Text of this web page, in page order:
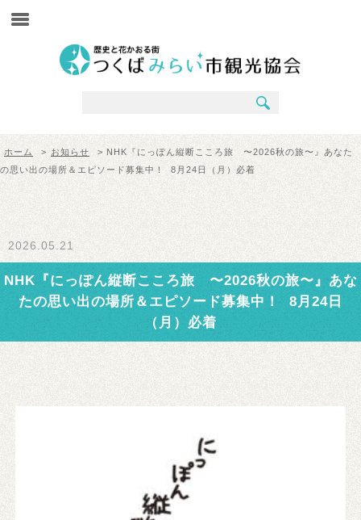
ホーム > お知らせ
> NHK『にっぽん縦断こころ旅 〜2026秋の旅〜』あなた
の思い出の場所＆エピソード募集中！ 8月24日（月）必着
2026.05.21
NHK『にっぽん縦断こころ旅 〜2026秋の旅〜』あな
たの思い出の場所＆エピソード募集中！ 8月24日
（月）必着